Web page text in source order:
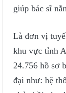
giúp bác sĩ
Là đơn vị
khu vực tỉnh
24.756 hồ sơ
đại như: hệ